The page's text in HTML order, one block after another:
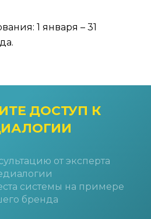
1 января – 31
ДОСТУП К
от эксперта
системы на примере
бренда